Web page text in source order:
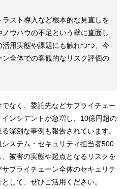
スト導入など根本的な見直しを
ウハウの不足という壁に直面し
用実態や課題にも触れつつ、今
全体での客観的なリスク評価の
なく、委託先などサプライチェー
ンシデントが急増し、10億円超の
深刻な事例も報告されています。
ステム・セキュリティ担当者500
被害の実態や起点となるリスクを
プライチェーン全体のセキュリテ
して、ぜひご活用ください。